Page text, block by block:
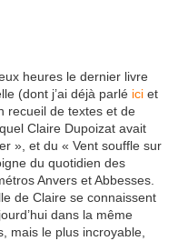
heures le dernier livre
(dont j’ai déjà parlé ici et
recueil de textes et de
Claire Dupoizat avait
», et du « Vent souffle sur
du quotidien des
Anvers et Abbesses.
de Claire se connaissent
dans la même
mais le plus incroyable,